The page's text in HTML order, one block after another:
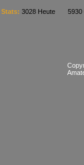
Stats: 3028 Heute 5930